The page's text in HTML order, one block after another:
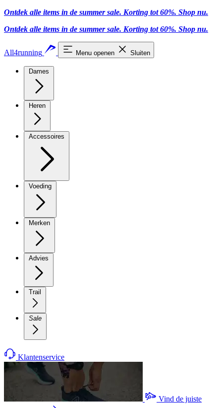
Ontdek alle items in de summer sale. Korting tot 60%. Shop nu.
Ontdek alle items in de summer sale. Korting tot 60%. Shop nu.
All4running Menu openen Sluiten
Dames
Heren
Accessoires
Voeding
Merken
Advies
Trail
Sale
Klantenservice
Vind de juiste